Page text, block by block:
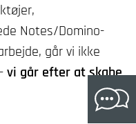
Notes/Domino-
går vi ikke
vi går efter at skabe